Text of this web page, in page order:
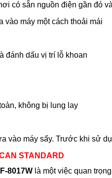
có sẵn nguồn điện gần đó
vào máy một cách thoải mái
đánh dấu vị trí lỗ khoan
không bị lung lay
vào máy sấy. Trước khi sử
STANDARD
8017W là một việc quan